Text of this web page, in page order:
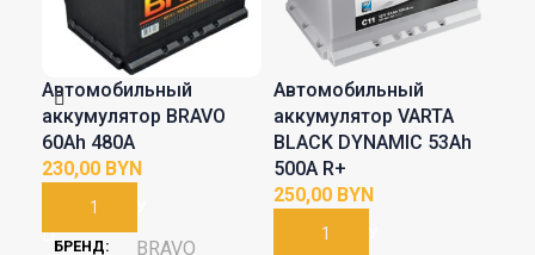
Автомобильный
аккумулятор BRAVO
60Аh 480A
BYN
В КОРЗИНУ
БРЕНД BRAVO
Автомобильный
аккумулятор VARTA
BLACK DYNAMIC 53Ah
500A R+
BYN
В КОРЗИНУ